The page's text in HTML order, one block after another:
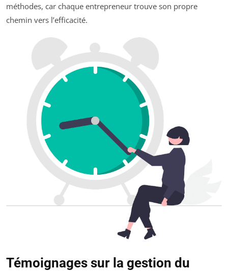
méthodes, car chaque entrepreneur trouve son propre
chemin vers l’efficacité.
Témoignages sur la gestion du